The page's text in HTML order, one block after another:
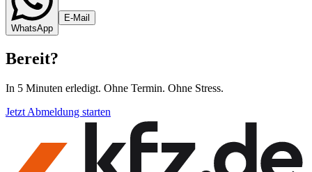
WhatsApp
E-Mail
Bereit?
In 5 Minuten erledigt. Ohne Termin. Ohne Stress.
Jetzt Abmeldung starten